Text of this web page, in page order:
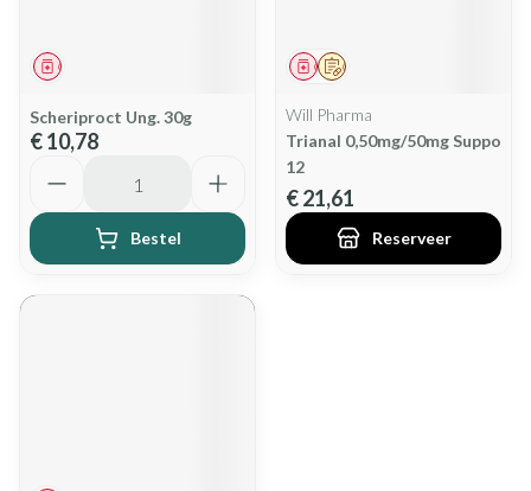
Geneesmiddel
Scheriproct Ung. 30g
€ 10,78
Bestel
Op voorschrift
Geneesmiddel
Will Pharma
Trianal 0,50mg/50mg Suppo
12
€ 21,61
Reserveer